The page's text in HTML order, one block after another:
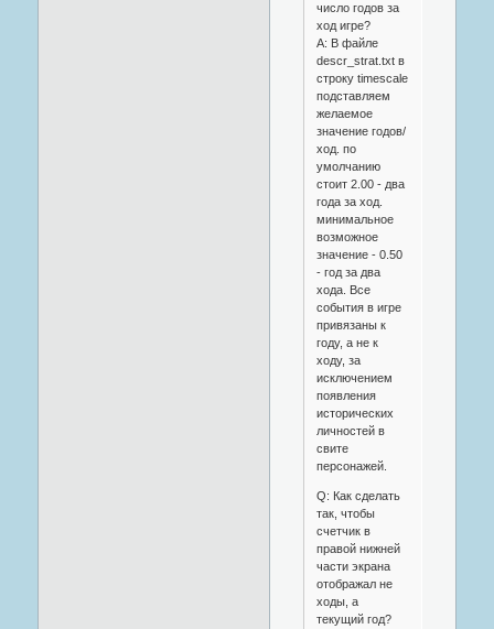
число годов за
ход игре?
A: В файле
descr_strat.txt в
строку timescale
подставляем
желаемое
значение годов/
ход. по
умолчанию
стоит 2.00 - два
года за ход.
минимальное
возможное
значение - 0.50
- год за два
хода. Все
события в игре
привязаны к
году, а не к
ходу, за
исключением
появления
исторических
личностей в
свите
персонажей.
Q: Как сделать
так, чтобы
счетчик в
правой нижней
части экрана
отображал не
ходы, а
текущий год?